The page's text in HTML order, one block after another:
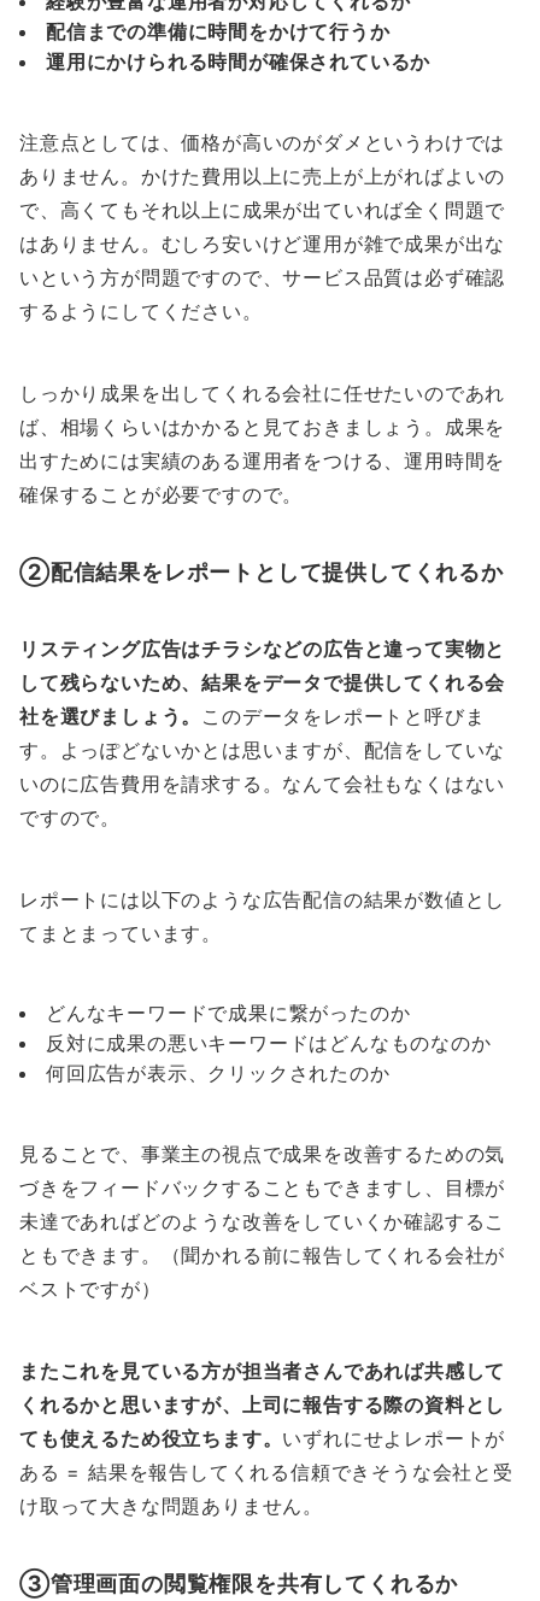
配信までの準備に時間をかけて行うか
運用にかけられる時間が確保されているか
注意点としては、価格が高いのがダメというわけでは
ありません。かけた費用以上に売上が上がればよいの
で、高くてもそれ以上に成果が出ていれば全く問題で
はありません。むしろ安いけど運用が雑で成果が出な
いという方が問題ですので、サービス品質は必ず確認
するようにしてください。
しっかり成果を出してくれる会社に任せたいのであれ
ば、相場くらいはかかると見ておきましょう。成果を
出すためには実績のある運用者をつける、運用時間を
確保することが必要ですので。
②配信結果をレポートとして提供してくれるか
リスティング広告はチラシなどの広告と違って実物と
して残らないため、結果をデータで提供してくれる会
社を選びましょう。 このデータをレポートと呼びま
す。よっぽどないかとは思いますが、配信をしていな
いのに広告費用を請求する。なんて会社もなくはない
ですので。
レポートには以下のような広告配信の結果が数値とし
てまとまっています。
どんなキーワードで成果に繋がったのか
反対に成果の悪いキーワードはどんなものなのか
何回広告が表示、クリックされたのか
見ることで、事業主の視点で成果を改善するための気
づきをフィードバックすることもできますし、目標が
未達であればどのような改善をしていくか確認するこ
ともできます。（聞かれる前に報告してくれる会社が
ベストですが）
またこれを見ている方が担当者さんであれば共感して
くれるかと思いますが、上司に報告する際の資料とし
ても使えるため役立ちます。 いずれにせよレポートが
ある = 結果を報告してくれる信頼できそうな会社と受
け取って大きな問題ありません。
③管理画面の閲覧権限を共有してくれるか